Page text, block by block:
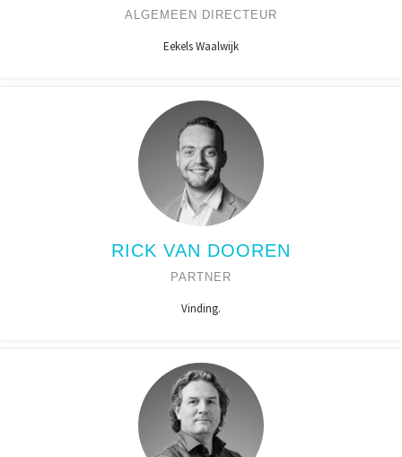
ALGEMEEN DIRECTEUR
Eekels Waalwijk
RICK VAN DOOREN
PARTNER
Vinding.